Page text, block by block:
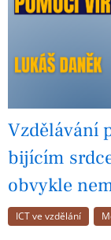
Vzdělávání
bijícím
obvykle
ICT ve vzdělání